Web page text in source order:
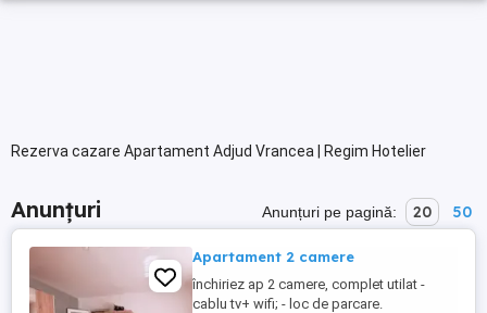
Rezerva cazare Apartament Adjud Vrancea | Regim Hotelier
Anunțuri Anunțuri pe pagină: 20 50
Apartament 2 camere
închiriez ap 2 camere, complet utilat -
cablu tv+ wifi; - loc de parcare.